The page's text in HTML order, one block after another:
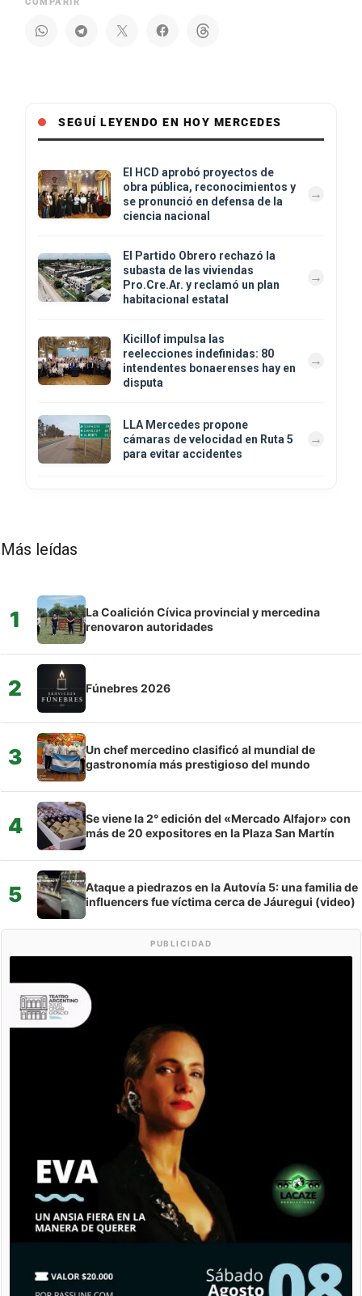
SEGUÍ LEYENDO EN HOY MERCEDES
El HCD aprobó proyectos de
obra pública, reconocimientos y
se pronunció en defensa de la
ciencia nacional
El Partido Obrero rechazó la
subasta de las viviendas
Pro.Cre.Ar. y reclamó un plan
habitacional estatal
Kicillof impulsa las
reelecciones indefinidas: 80
intendentes bonaerenses hay en
disputa
LLA Mercedes propone
cámaras de velocidad en Ruta 5
para evitar accidentes
Más leídas
1
La Coalición Cívica provincial y mercedina
renovaron autoridades
2 Fúnebres 2026
3
Un chef mercedino clasificó al mundial de
gastronomía más prestigioso del mundo
4
Se viene la 2° edición del «Mercado Alfajor» con
más de 20 expositores en la Plaza San Martín
5
Ataque a piedrazos en la Autovía 5: una familia de
influencers fue víctima cerca de Jáuregui (video)
PUBLICIDAD